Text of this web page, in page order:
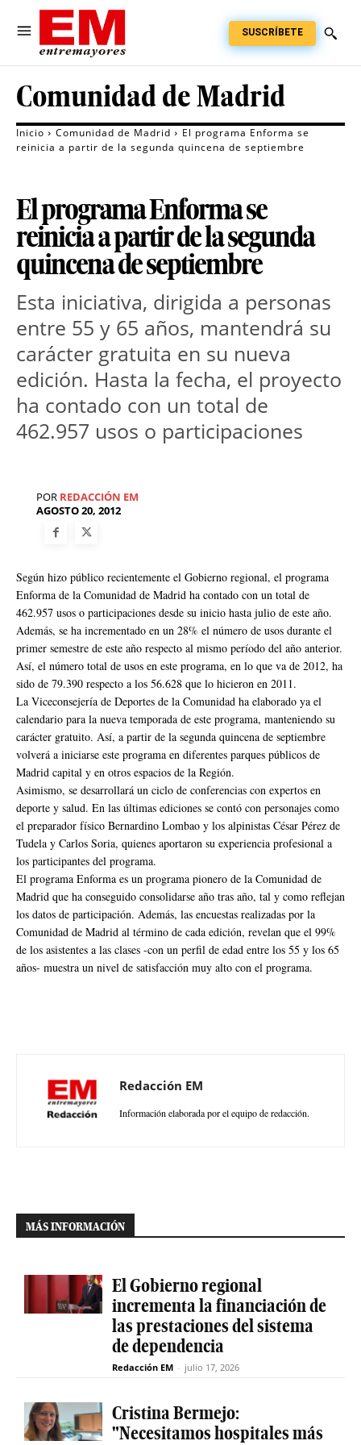
SUSCRÍBETE
Comunidad de Madrid
Inicio Comunidad de Madrid
El programa Enforma se
reinicia a partir de la segunda quincena de septiembre
El programa Enforma se
reinicia a partir de la segunda
quincena de septiembre
Esta iniciativa, dirigida a personas
entre 55 y 65 años, mantendrá su
carácter gratuita en su nueva
edición. Hasta la fecha, el proyecto
ha contado con un total de
462.957 usos o participaciones
POR REDACCIÓN EM
AGOSTO 20, 2012
Según hizo público recientemente el Gobierno regional, el programa
Enforma de la Comunidad de Madrid ha contado con un total de
462.957 usos o participaciones desde su inicio hasta julio de este año.
Además, se ha incrementado en un 28% el número de usos durante el
primer semestre de este año respecto al mismo período del año anterior.
Así, el número total de usos en este programa, en lo que va de 2012, ha
sido de 79.390 respecto a los 56.628 que lo hicieron en 2011.
La Viceconsejería de Deportes de la Comunidad ha elaborado ya el
calendario para la nueva temporada de este programa, manteniendo su
carácter gratuito. Así, a partir de la segunda quincena de septiembre
volverá a iniciarse este programa en diferentes parques públicos de
Madrid capital y en otros espacios de la Región.
Asimismo, se desarrollará un ciclo de conferencias con expertos en
deporte y salud. En las últimas ediciones se contó con personajes como
el preparador físico Bernardino Lombao y los alpinistas César Pérez de
Tudela y Carlos Soria, quienes aportaron su experiencia profesional a
los participantes del programa.
El programa Enforma es un programa pionero de la Comunidad de
Madrid que ha conseguido consolidarse año tras año, tal y como reflejan
los datos de participación. Además, las encuestas realizadas por la
Comunidad de Madrid al término de cada edición, revelan que el 99%
de los asistentes a las clases -con un perfil de edad entre los 55 y los 65
años- muestra un nivel de satisfacción muy alto con el programa.
Redacción EM
Información elaborada por el equipo de redacción.
MÁS INFORMACIÓN
El Gobierno regional
incrementa la financiación de
las prestaciones del sistema
de dependencia
Redacción EM - julio 17, 2026
Cristina Bermejo:
"Necesitamos hospitales más